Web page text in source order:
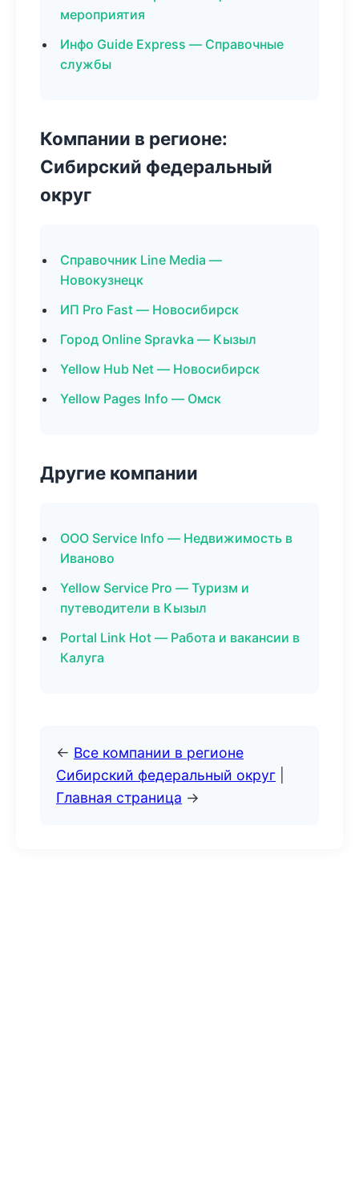
мероприятия
Инфо Guide Express — Справочные
службы
Компании в регионе:
Сибирский федеральный
округ
Справочник Line Media —
Новокузнецк
ИП Pro Fast — Новосибирск
Город Online Spravka — Кызыл
Yellow Hub Net — Новосибирск
Yellow Pages Info — Омск
Другие компании
ООО Service Info — Недвижимость в
Иваново
Yellow Service Pro — Туризм и
путеводители в Кызыл
Portal Link Hot — Работа и вакансии в
Калуга
← Все компании в регионе
Сибирский федеральный округ
Главная страница →